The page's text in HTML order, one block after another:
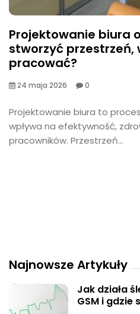
Projektowanie biura
stworzyć przestrzeń,
pracować?
24 maja 2026 0
​Projektowanie biura to
wpływa na efektywność,
pracowników. Przestrzeń...
Najnowsze Artykuły
Jak działa
GSM i gdzie